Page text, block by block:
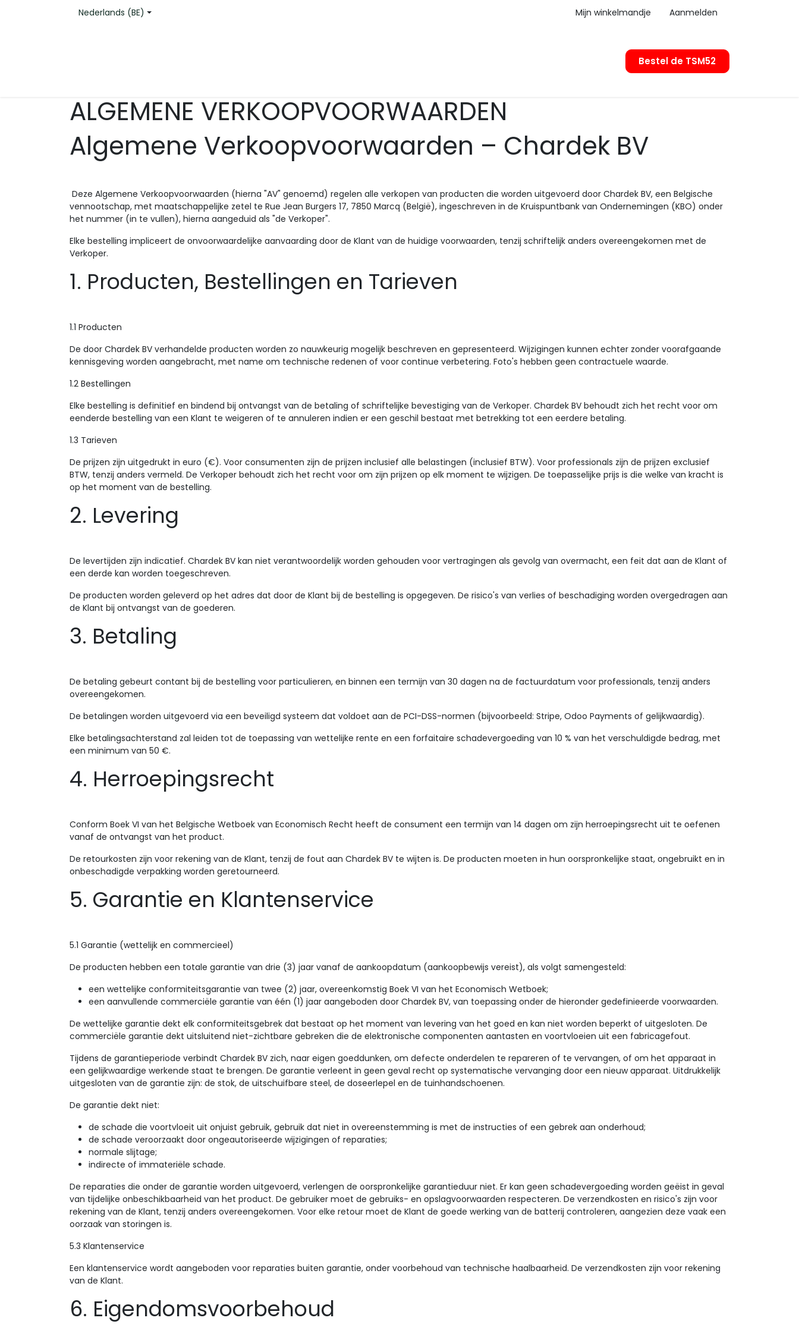
Nederlands (BE) Mijn winkelmandje Aanmelden
Bestel de TSM52
ALGEMENE VERKOOPVOORWAARDEN
Algemene Verkoopvoorwaarden – Chardek BV
Deze Algemene Verkoopvoorwaarden (hierna "AV" genoemd) regelen alle verkopen van producten die worden uitgevoerd door Chardek BV, een Belgische
vennootschap, met maatschappelijke zetel te Rue Jean Burgers 17, 7850 Marcq (België), ingeschreven in de Kruispuntbank van Ondernemingen (KBO) onder
het nummer (in te vullen), hierna aangeduid als "de Verkoper".
Elke bestelling impliceert de onvoorwaardelijke aanvaarding door de Klant van de huidige voorwaarden, tenzij schriftelijk anders overeengekomen met de
Verkoper.
1. Producten, Bestellingen en Tarieven
1.1 Producten
De door Chardek BV verhandelde producten worden zo nauwkeurig mogelijk beschreven en gepresenteerd. Wijzigingen kunnen echter zonder voorafgaande
kennisgeving worden aangebracht, met name om technische redenen of voor continue verbetering. Foto's hebben geen contractuele waarde.
1.2 Bestellingen
Elke bestelling is definitief en bindend bij ontvangst van de betaling of schriftelijke bevestiging van de Verkoper. Chardek BV behoudt zich het recht voor om
eenderde bestelling van een Klant te weigeren of te annuleren indien er een geschil bestaat met betrekking tot een eerdere betaling.
1.3 Tarieven
De prijzen zijn uitgedrukt in euro (€). Voor consumenten zijn de prijzen inclusief alle belastingen (inclusief BTW). Voor professionals zijn de prijzen exclusief
BTW, tenzij anders vermeld. De Verkoper behoudt zich het recht voor om zijn prijzen op elk moment te wijzigen. De toepasselijke prijs is die welke van kracht is
op het moment van de bestelling.
2. Levering
De levertijden zijn indicatief. Chardek BV kan niet verantwoordelijk worden gehouden voor vertragingen als gevolg van overmacht, een feit dat aan de Klant of
een derde kan worden toegeschreven.
De producten worden geleverd op het adres dat door de Klant bij de bestelling is opgegeven. De risico's van verlies of beschadiging worden overgedragen aan
de Klant bij ontvangst van de goederen.
3. Betaling
De betaling gebeurt contant bij de bestelling voor particulieren, en binnen een termijn van 30 dagen na de factuurdatum voor professionals, tenzij anders
overeengekomen.
De betalingen worden uitgevoerd via een beveiligd systeem dat voldoet aan de PCI-DSS-normen (bijvoorbeeld: Stripe, Odoo Payments of gelijkwaardig).
Elke betalingsachterstand zal leiden tot de toepassing van wettelijke rente en een forfaitaire schadevergoeding van 10 % van het verschuldigde bedrag, met
een minimum van 50 €.
4. Herroepingsrecht
Conform Boek VI van het Belgische Wetboek van Economisch Recht heeft de consument een termijn van 14 dagen om zijn herroepingsrecht uit te oefenen
vanaf de ontvangst van het product.
De retourkosten zijn voor rekening van de Klant, tenzij de fout aan Chardek BV te wijten is. De producten moeten in hun oorspronkelijke staat, ongebruikt en in
onbeschadigde verpakking worden geretourneerd.
5. Garantie en Klantenservice
5.1 Garantie (wettelijk en commercieel)
De producten hebben een totale garantie van drie (3) jaar vanaf de aankoopdatum (aankoopbewijs vereist), als volgt samengesteld:
een wettelijke conformiteitsgarantie van twee (2) jaar, overeenkomstig Boek VI van het Economisch Wetboek;
een aanvullende commerciële garantie van één (1) jaar aangeboden door Chardek BV, van toepassing onder de hieronder gedefinieerde voorwaarden.
De wettelijke garantie dekt elk conformiteitsgebrek dat bestaat op het moment van levering van het goed en kan niet worden beperkt of uitgesloten. De
commerciële garantie dekt uitsluitend niet-zichtbare gebreken die de elektronische componenten aantasten en voortvloeien uit een fabricagefout.
Tijdens de garantieperiode verbindt Chardek BV zich, naar eigen goeddunken, om defecte onderdelen te repareren of te vervangen, of om het apparaat in
een gelijkwaardige werkende staat te brengen. De garantie verleent in geen geval recht op systematische vervanging door een nieuw apparaat. Uitdrukkelijk
uitgesloten van de garantie zijn: de stok, de uitschuifbare steel, de doseerlepel en de tuinhandschoenen.
De garantie dekt niet:
de schade die voortvloeit uit onjuist gebruik, gebruik dat niet in overeenstemming is met de instructies of een gebrek aan onderhoud;
de schade veroorzaakt door ongeautoriseerde wijzigingen of reparaties;
normale slijtage;
indirecte of immateriële schade.
De reparaties die onder de garantie worden uitgevoerd, verlengen de oorspronkelijke garantieduur niet. Er kan geen schadevergoeding worden geëist in geval
van tijdelijke onbeschikbaarheid van het product. De gebruiker moet de gebruiks- en opslagvoorwaarden respecteren. De verzendkosten en risico's zijn voor
rekening van de Klant, tenzij anders overeengekomen. Voor elke retour moet de Klant de goede werking van de batterij controleren, aangezien deze vaak een
oorzaak van storingen is.
5.3 Klantenservice
Een klantenservice wordt aangeboden voor reparaties buiten garantie, onder voorbehoud van technische haalbaarheid. De verzendkosten zijn voor rekening
van de Klant.
6. Eigendomsvoorbehoud